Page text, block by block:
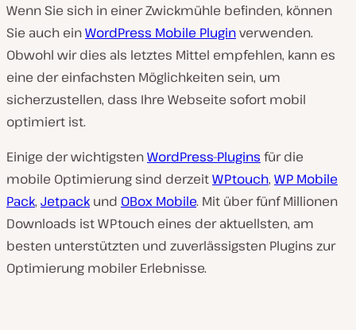
Wenn Sie sich in einer Zwickmühle befinden, können
Sie auch einWordPress Mobile Pluginverwenden.
Obwohl wir dies als letztes Mittel empfehlen, kann es
eine der einfachsten Möglichkeiten sein, um
sicherzustellen, dass Ihre Webseite sofort mobil
optimiert ist.
Einige der wichtigstenWordPress-Plugins für die
mobile Optimierung sind derzeitWPtouch, WP Mobile
Pack, Jetpack und OBox Mobile. Mit über fünf Millionen
Downloads ist WPtouch eines der aktuellsten, am
besten unterstützten und zuverlässigsten Plugins zur
Optimierung mobiler Erlebnisse.